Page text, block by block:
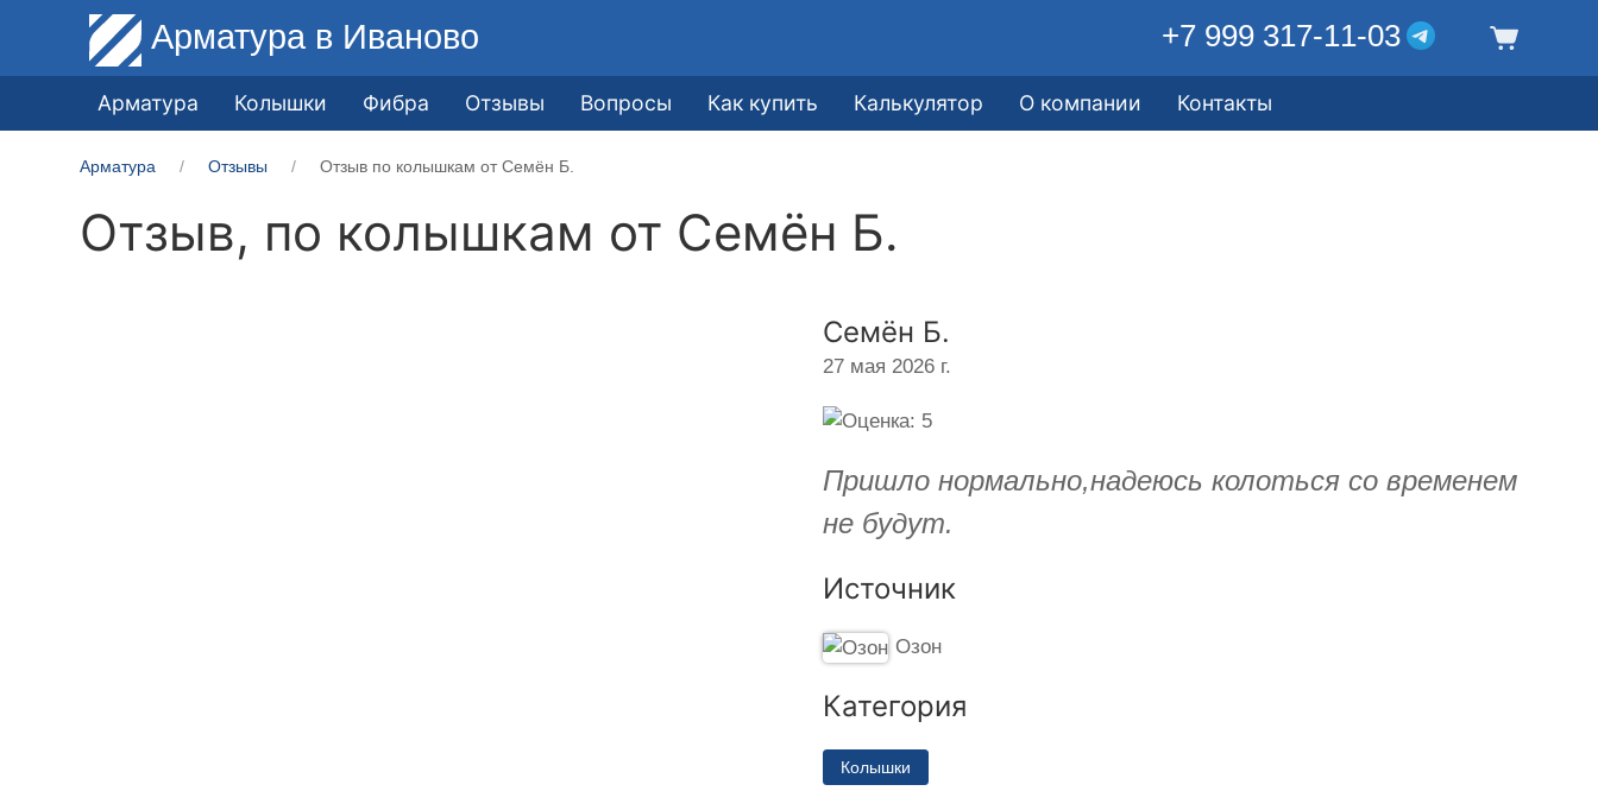
Арматура в Иваново +7 999 317-11-03
Арматура Колышки Фибра Отзывы Вопросы Как купить Калькулятор О компании Контакты
Арматура Отзывы Отзыв по колышкам от Семён Б.
Отзыв, по колышкам от Семён Б.
Семён Б.
27 мая 2026 г.
Пришло нормально,надеюсь колоться со временем
не будут.
Источник
Озон
Категория
Колышки